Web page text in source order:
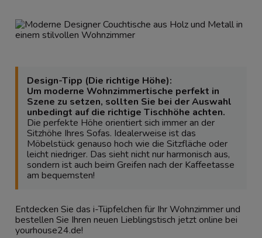
Design-Tipp (Die richtige Höhe):
Um moderne Wohnzimmertische perfekt in
Szene zu setzen, sollten Sie bei der Auswahl
unbedingt auf die richtige Tischhöhe achten.
Die perfekte Höhe orientiert sich immer an der
Sitzhöhe Ihres Sofas. Idealerweise ist das
Möbelstück genauso hoch wie die Sitzfläche oder
leicht niedriger. Das sieht nicht nur harmonisch aus,
sondern ist auch beim Greifen nach der Kaffeetasse
am bequemsten!
Entdecken Sie das i-Tüpfelchen für Ihr Wohnzimmer und
bestellen Sie Ihren neuen Lieblingstisch jetzt online bei
yourhouse24.de!